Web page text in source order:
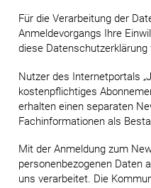
Für die Verarbeitung der
Anmeldevorgangs Ihre
diese Datenschutzerklärung
Nutzer des Internetportals
kostenpflichtiges
erhalten einen separaten
Fachinformationen als
Mit der Anmeldung zum
personenbezogenen Daten
uns verarbeitet. Die